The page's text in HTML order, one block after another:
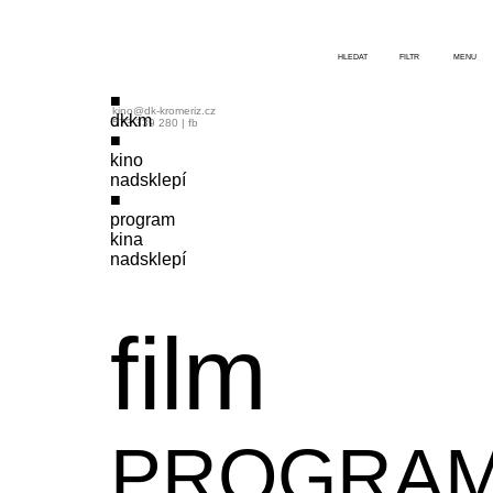
dkkm
kino
nadsklepí
program
kina
nadsklepí
film
kino@dk-kromeriz.cz
573 339 280 | fb
HLEDAT FILTR MENU